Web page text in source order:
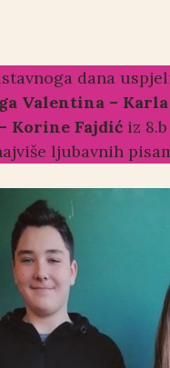
dana
Valentina –
Korine Fajdić iz
ljubavnih